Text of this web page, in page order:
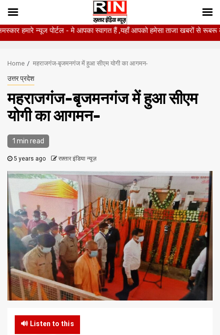
पोर्टल - मे आपका स्वागत हैं ,यहाँ आपको हमेसा ताजा खबरों से रूबरू कराया
content
Home महराजगंज-बृजमनगंज में हुआ सीएम योगी का आगमन-
उत्तर प्रदेश
महराजगंज-बृजमनगंज में हुआ सीएम
योगी का आगमन-
1 min read
5 years ago रफ़्तार इंडिया न्यूज़
🔊 Listen to this